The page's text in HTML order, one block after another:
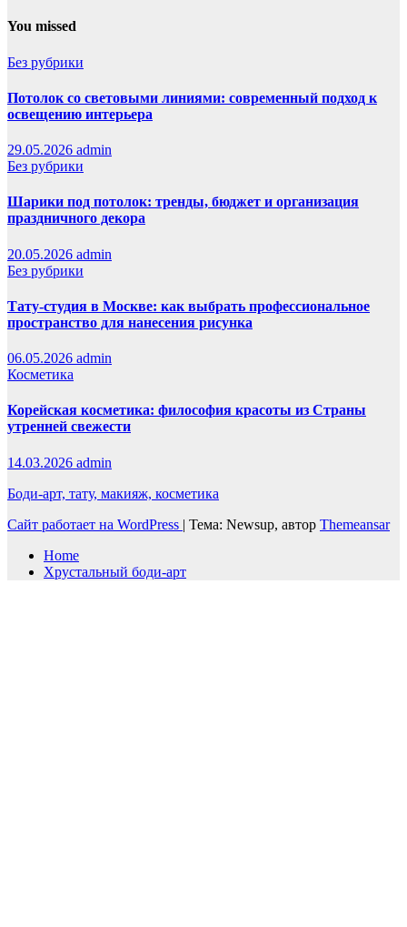
You missed
Без рубрики
Потолок со световыми линиями: современный подход к
освещению интерьера
29.05.2026 admin
Без рубрики
Шарики под потолок: тренды, бюджет и организация
праздничного декора
20.05.2026 admin
Без рубрики
Тату-студия в Москве: как выбрать профессиональное
пространство для нанесения рисунка
06.05.2026 admin
Косметика
Корейская косметика: философия красоты из Страны
утренней свежести
14.03.2026 admin
Боди-арт, тату, макияж, косметика
Сайт работает на WordPress | Тема: Newsup, автор Themeansar
Home
Хрустальный боди-арт